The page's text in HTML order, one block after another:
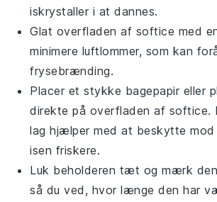
iskrystaller i at dannes.
Glat overfladen af softice med
minimere luftlommer, som kan
frysebrænding.
Placer et stykke bagepapir eller
direkte på overfladen af softice.
lag hjælper med at beskytte
isen friskere.
Luk beholderen tæt og mærk
så du ved, hvor længe den har